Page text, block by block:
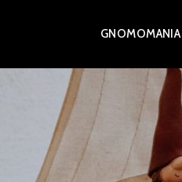
content
GNOMOMANIA